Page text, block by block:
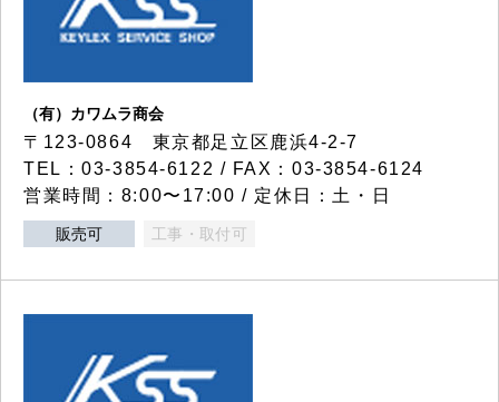
（有）カワムラ商会
〒123-0864 東京都足立区鹿浜4-2-7
TEL：03-3854-6122 / FAX：03-3854-6124
営業時間：8:00〜17:00 / 定休日：土・日
販売可 工事・取付可